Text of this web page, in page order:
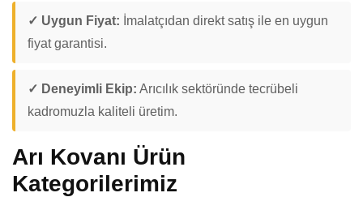
✓ Uygun Fiyat: İmalatçıdan direkt satış ile en uygun
fiyat garantisi.
✓ Deneyimli Ekip: Arıcılık sektöründe tecrübeli
kadromuzla kaliteli üretim.
Arı Kovanı Ürün
Kategorilerimiz